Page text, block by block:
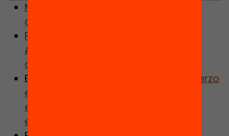
MATH TUTORING. Multiplicamos las
oportunidades de éxito educativo
REFUERZO EDUCATIVO.
Acompañamiento para acelerar
oportunidades
ENTREVISTA.
«Los programas de refuerzo
educativo pueden reducir
eficientemente las desigualdades
educativas»